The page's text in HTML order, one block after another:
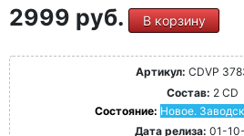
2999 руб. В корзину
Артикул: CDVP
Состав: 2 CD
Состояние: Новое.
Дата релиза: 01-